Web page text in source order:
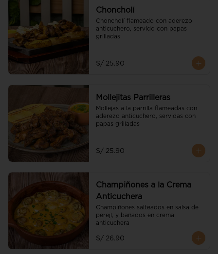
Choncholí
Choncholí flameado con aderezo
anticuchero, servido con papas
grilladas
S/ 25.90
Mollejitas Parrilleras
Mollejas a la parrilla flameadas con
aderezo anticuchero, servidas con
papas grilladas
S/ 25.90
Champiñones a la Crema
Anticuchera
Champiñones salteados en salsa de
perejl, y bañados en crema
anticuchera
S/ 26.90